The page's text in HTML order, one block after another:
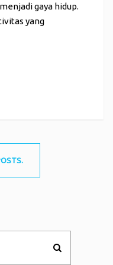
gaya hidup.
yang